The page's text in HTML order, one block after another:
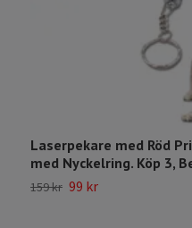
Laserpekare med Röd
med Nyckelring. Köp 3,
159 kr 99 kr